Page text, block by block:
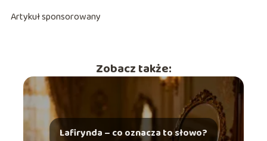
Artykuł sponsorowany
Zobacz także:
Lafirynda – co oznacza to słowo?